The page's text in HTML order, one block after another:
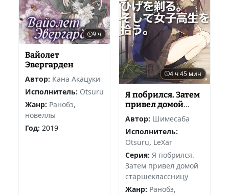
9 ч
Вайолет
Эвергарден
Автор: Кана Акацуки
Исполнитель: Otsuru
Жанр: Ранобэ,
новеллы
Год: 2019
4 ч 45 мин
Я побрился. Затем
привел домой
старшеклассницу
1
Автор: Шимесаба
Исполнитель:
Otsuru, LeXar
Серия: Я побрился.
Затем привел домой
старшеклассницу
Жанр: Ранобэ,